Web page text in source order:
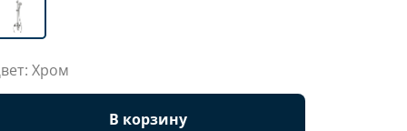
Хром
В корзину